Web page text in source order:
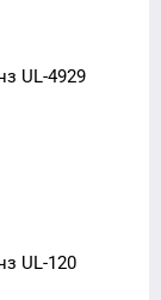
UL-4929
UL-120